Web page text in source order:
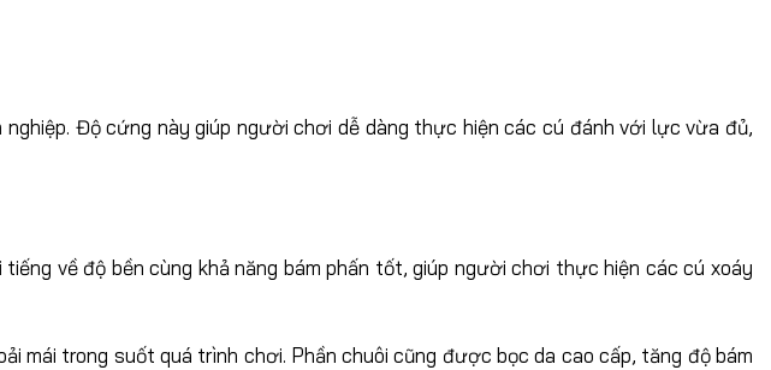
Độ cứng này giúp người chơi dễ dàng thực hiện các cú đánh với lực vừa đủ,
về độ bền cùng khả năng bám phấn tốt, giúp người chơi thực hiện các cú xoáy
mái trong suốt quá trình chơi. Phần chuôi cũng được bọc da cao cấp, tăng độ bám